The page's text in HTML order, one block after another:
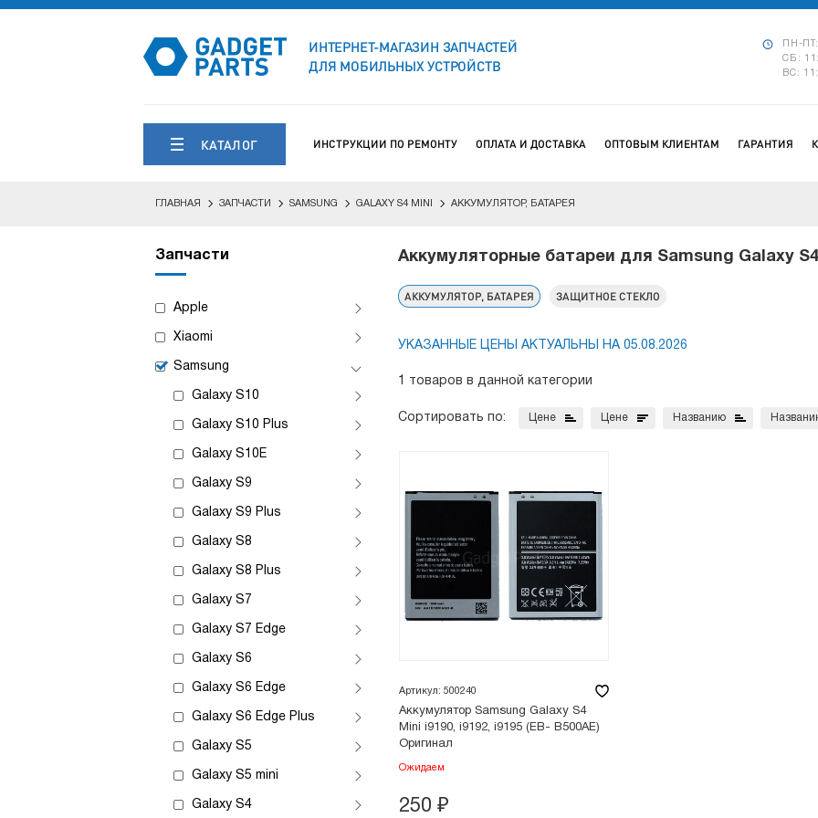
ИНТЕРНЕТ-МАГАЗИН ЗАПЧАСТЕЙ
ДЛЯ МОБИЛЬНЫХ УСТРОЙСТВ
ПН-
СБ:
ВС:
КАТАЛОГ ИНСТРУКЦИИ ПО РЕМОНТУ ОПЛАТА И ДОСТАВКА ОПТОВЫМ КЛИЕНТАМ ГАРАНТИЯ
ГЛАВНАЯ ЗАПЧАСТИ SAMSUNG GALAXY S4 MINI АККУМУЛЯТОР, БАТАРЕЯ
Запчасти
Apple
Xiaomi
Samsung
Galaxy S10
Galaxy S10 Plus
Galaxy S10E
Galaxy S9
Galaxy S9 Plus
Galaxy S8
Galaxy S8 Plus
Galaxy S7
Galaxy S7 Edge
Galaxy S6
Galaxy S6 Edge
Galaxy S6 Edge Plus
Galaxy S5
Galaxy S5 mini
Galaxy S4
Аккумуляторные батареи для Samsung Galaxy
АККУМУЛЯТОР, БАТАРЕЯ ЗАЩИТНОЕ СТЕКЛО
УКАЗАННЫЕ ЦЕНЫ АКТУАЛЬНЫ НА 05.08.2026
1 товаров в данной категории
Сортировать по: Цене Цене Названию
Артикул: 500240
Аккумулятор Samsung Galaxy S4
Mini i9190, i9192, i9195 (EB- B500AE)
Оригинал
Ожидаем
250 ₽